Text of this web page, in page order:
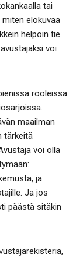
tai
elokuvaa
helpoin tie
voi
rooleissa
maailman
tärkeitä
voi olla
ja
Ja jos
päästä sitäkin